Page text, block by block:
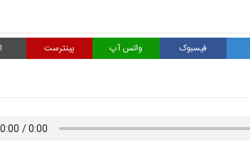
فیسبوک واتس آپ پینترست